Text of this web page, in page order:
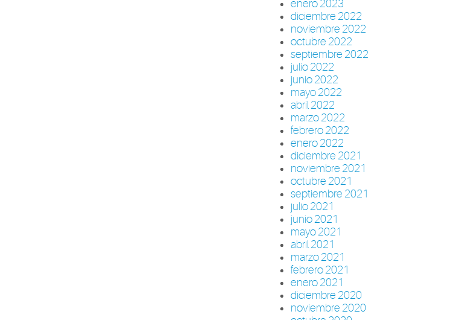
enero 2023
diciembre 2022
noviembre 2022
octubre 2022
septiembre 2022
julio 2022
junio 2022
mayo 2022
abril 2022
marzo 2022
febrero 2022
enero 2022
diciembre 2021
noviembre 2021
octubre 2021
septiembre 2021
julio 2021
junio 2021
mayo 2021
abril 2021
marzo 2021
febrero 2021
enero 2021
diciembre 2020
noviembre 2020